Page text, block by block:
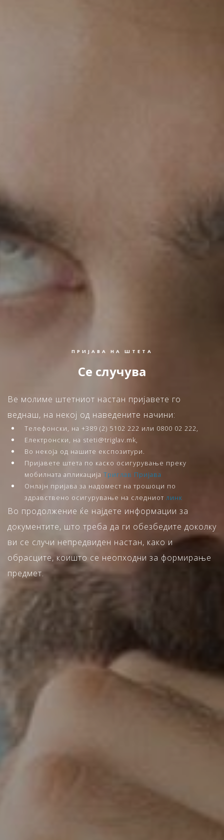
ПРИЈАВА НА ШТЕТА
Се случува
Ве молиме штетниот настан пријавете го
веднаш, на некој од наведените начини:
Телефонски, на +389 (2) 5102 222 или 0800 02 222,
Електронски, на steti@triglav.mk,
Во некоја од нашите експозитури.
Пријавете штета по каско осигурување преку
мобилната апликација Триглав Пријава
Онлајн пријава за надомест на трошоци по
здравствено осигурување на следниот линк
Во продолжение ќе најдете информации за
документите, што треба да ги обезбедите доколку
ви се случи непредвиден настан, како и
обрасците, коишто се неопходни за формирање
предмет.